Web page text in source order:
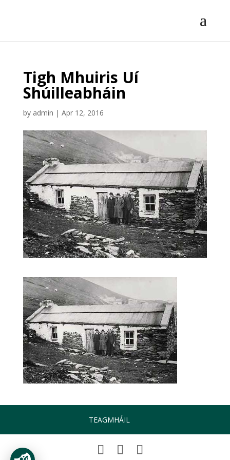
Tigh Mhuiris Uí
Shúilleabháin
by admin | Apr 12, 2016
TEAGMHÁIL